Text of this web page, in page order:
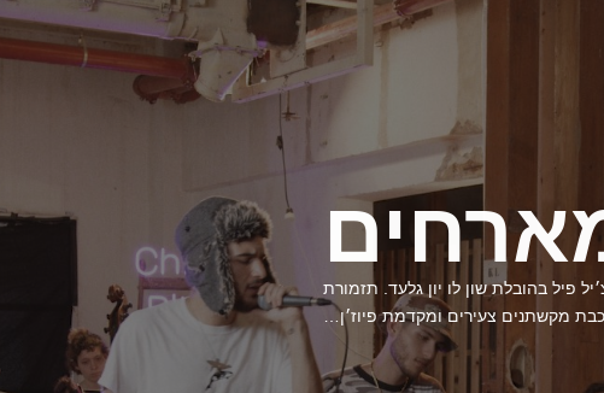
פיל בהובלת שון לו יון גלעד. תזמורת
מקשתנים צעירים ומקדמת פיוז׳ן…